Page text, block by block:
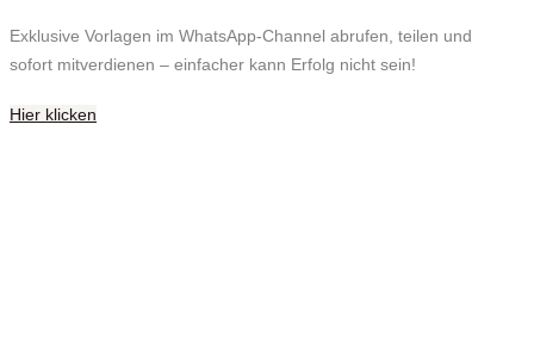
Exklusive Vorlagen im WhatsApp-Channel abrufen, teilen und
sofort mitverdienen – einfacher kann Erfolg nicht sein!
Hier klicken